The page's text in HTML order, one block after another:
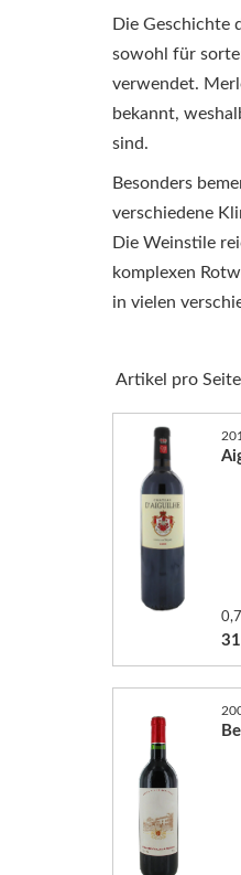
Die Geschichte
sowohl für
verwendet.
bekannt,
sind.
Besonders
verschiedene
Die Weinstile
komplexen
in vielen
Artikel pro